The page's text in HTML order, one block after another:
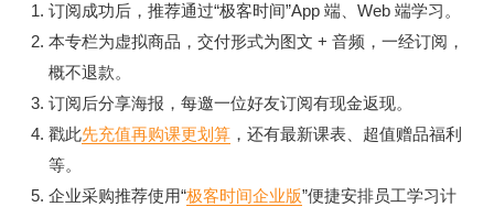
操作系统、网络设备、MySQL、Redis、Kafka、
ElasticSearch、Kubernetes、应用、日志等所有常见监控的需
求统统搞定。这个部分讲解各个监控目标是如何采集监控数据
的，有哪些指标最为关键。中间穿插一些问题排查手段，并提
供配置好的仪表盘，让你开箱即用的同时，知其然并知其所以
然。
订阅成功后，推荐通过“极客时间”App 端、Web 端学习。
本专栏为虚拟商品，交付形式为图文 + 音频，一经订阅，
概不退款。
订阅后分享海报，每邀一位好友订阅有现金返现。
戳此先充值再购课更划算 ，还有最新课表、超值赠品福利
等。
企业采购推荐使用“极客时间企业版”便捷安排员工学习计